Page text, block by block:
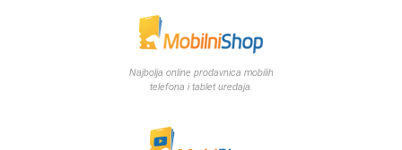
Najbolja online prodavnica mobilih
telefona i tablet uredaja.